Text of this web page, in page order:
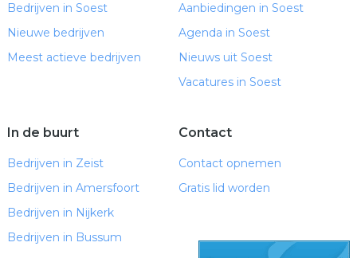
Bedrijven in Soest
Nieuwe bedrijven
Meest actieve bedrijven
Aanbiedingen in Soest
Agenda in Soest
Nieuws uit Soest
Vacatures in Soest
In de buurt
Bedrijven in Zeist
Bedrijven in Amersfoort
Bedrijven in Nijkerk
Bedrijven in Bussum
Contact
Contact opnemen
Gratis lid worden